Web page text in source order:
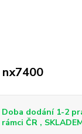
nx7400
Doba dodání 1-2
rámci ČR ,